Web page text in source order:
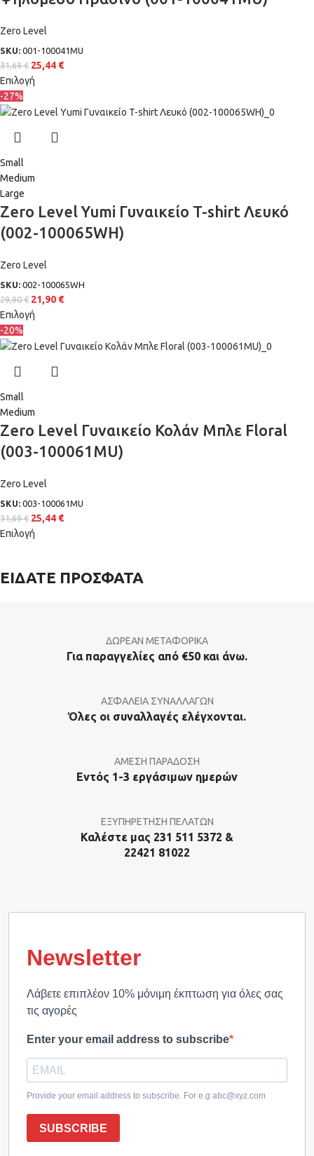
Zero Level
SKU: 001-100041MU
31,69€ 25,44 €
Επιλογή
-27%
Small
Medium
Large
Zero Level Yumi Γυναικείο T-shirt Λευκό
(002-100065WH)
Zero Level
SKU: 002-100065WH
29,90€ 21,90 €
Επιλογή
-20%
Small
Medium
Zero Level Γυναικείο Κολάν Μπλε Floral
(003-100061MU)
Zero Level
SKU: 003-100061MU
31,69€ 25,44 €
Επιλογή
ΕΙΔΑΤΕ ΠΡΟΣΦΑΤΑ
ΔΩΡΕΑΝ ΜΕΤΑΦΟΡΙΚΑ
Για παραγγελίες από €50 και άνω.
ΑΣΦΑΛΕΙΑ ΣΥΝΑΛΛΑΓΩΝ
Όλες οι συναλλαγές ελέγχονται.
ΑΜΕΣΗ ΠΑΡΑΔΟΣΗ
Εντός 1-3 εργάσιμων ημερών
ΕΞΥΠΗΡΕΤΗΣΗ ΠΕΛΑΤΩΝ
Καλέστε μας 231 511 5372 &
22421 81022
Newsletter
Λάβετε επιπλέον 10% μόνιμη έκπτωση για όλες σας
τις αγορές
Enter your email address to subscribe
Provide your email address to subscribe. For e.g abc@xyz.com
SUBSCRIBE